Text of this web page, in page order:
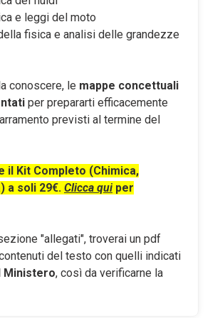
e leggi del moto
fisica e analisi delle grandezze
conoscere, le mappe concettuali
per prepararti efficacemente
previsti al termine del
il Kit Completo (Chimica,
a soli 29€. Clicca qui per
"allegati", troverai un pdf
del testo con quelli indicati
Ministero, così da verificarne la